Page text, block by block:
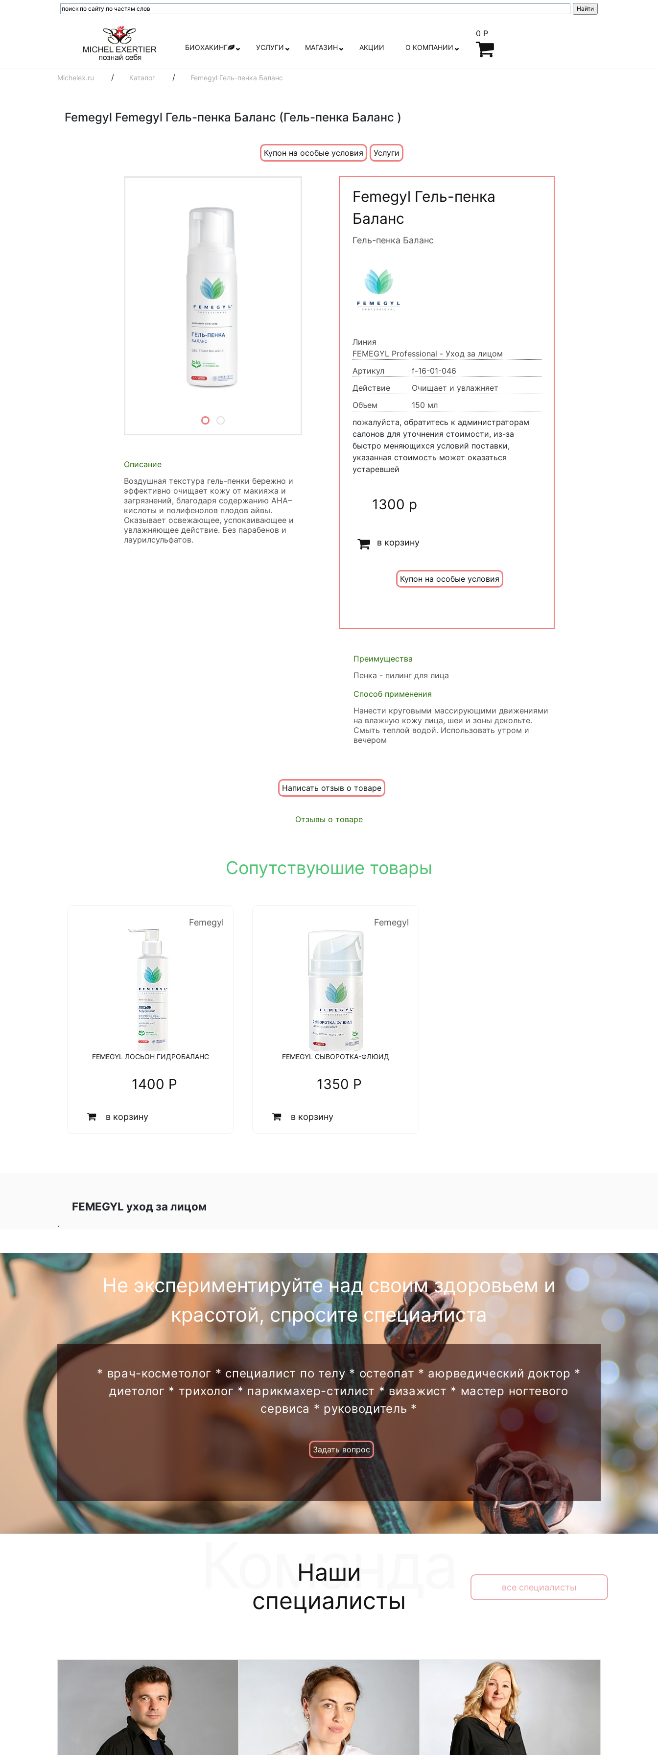
БИОХАКИНГ УСЛУГИ МАГАЗИН АКЦИИ О КОМПАНИИ
0 Р
Michelex.ru / Каталог / Femegyl Гель-пенка Баланс
Femegyl Femegyl Гель-пенка Баланс (Гель-пенка Баланс )
Купон на особые условия Услуги
Описание
Воздушная текстура гель-пенки бережно и
эффективно очищает кожу от макияжа и
загрязнений, благодаря содержанию AHA–
кислоты и полифенолов плодов айвы.
Оказывает освежающее, успокаивающее и
увлажняющее действие. Без парабенов и
лаурилсульфатов.
Femegyl Гель-пенка
Баланс
Гель-пенка Баланс
Линия
FEMEGYL Professional - Уход за лицом
Артикул
f-16-01-046
Действие
Очищает и увлажняет
Объем
150 мл
пожалуйста, обратитесь к администраторам
салонов для уточнения стоимости, из-за
быстро меняющихся условий поставки,
указанная стоимость может оказаться
устаревшей
1300 р
в корзину
Купон на особые условия
Преимущества
Пенка - пилинг для лица
Способ применения
Нанести круговыми массирующими движениями
на влажную кожу лица, шеи и зоны декольте.
Смыть теплой водой. Использовать утром и
вечером
Написать отзыв о товаре
Отзывы о товаре
Сопутствуюшие товары
Femegyl
FEMEGYL ЛОСЬОН ГИДРОБАЛАНС
1400 P
в корзину
Femegyl
FEMEGYL СЫВОРОТКА-ФЛЮИД
1350 P
в корзину
FEMEGYL уход за лицом
.
Не экспериментируйте над своим здоровьем и
красотой, спросите специалиста
* врач-косметолог * специалист по телу * остеопат * аюрведический доктор *
диетолог * трихолог * парикмахер-стилист * визажист * мастер ногтевого
сервиса * руководитель *
Задать вопрос
Наши
специалисты
все специалисты